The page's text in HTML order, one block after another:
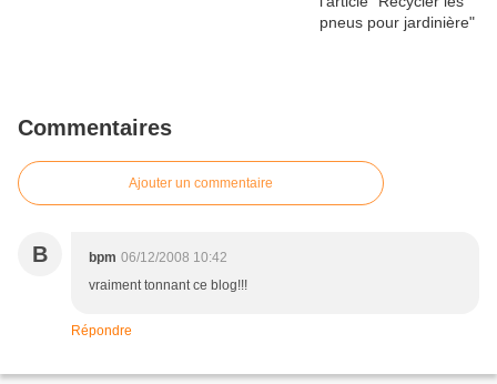
Commentaires
Ajouter un commentaire
B bpm 06/12/2008 10:42
vraiment tonnant ce blog!!!
Répondre